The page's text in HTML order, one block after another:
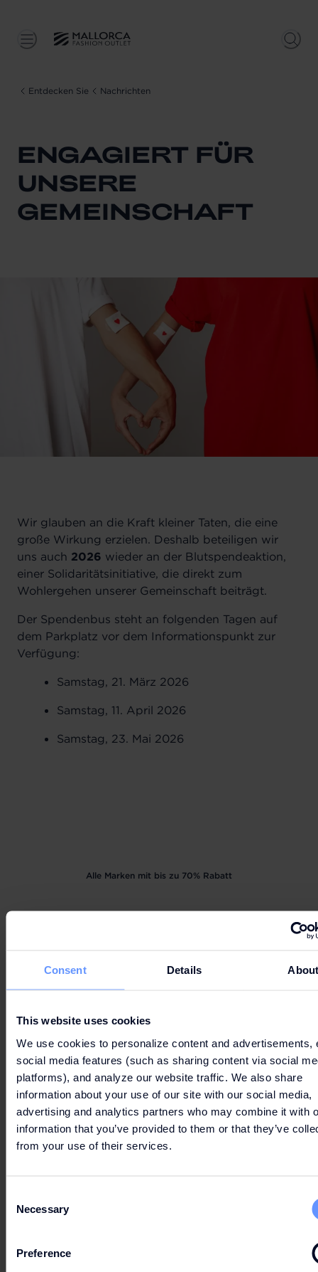
Consent Details About
This website uses cookies
We use cookies to personalize content and advertisements,
social media features (such as sharing content via social
platforms), and analyze our website traffic. We also share
information about your use of our site with our social media,
advertising and analytics partners who may combine it with
information that you’ve provided to them or that they’ve
from your use of their services.
Selection
Necessary
Preference
Entdecken Sie Nachrichten
ENGAGIERT FÜR
UNSERE
GEMEINSCHAFT
Wir glauben an die Kraft kleiner Taten, die eine
große Wirkung erzielen. Deshalb beteiligen wir
uns auch 2026 wieder an der Blutspendeaktion,
einer Solidaritätsinitiative, die direkt zum
Wohlergehen unserer Gemeinschaft beiträgt.
Der Spendenbus steht an folgenden Tagen auf
dem Parkplatz vor dem Informationspunkt zur
Verfügung:
Samstag, 21. März 2026
Samstag, 11. April 2026
Samstag, 23. Mai 2026
Alle Marken mit bis zu 70% Rabatt
EINKAUFEN
GEHEN
ERKUNDUNG AUF DER KARTE